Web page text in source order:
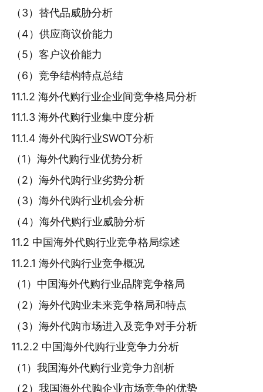
（3）替代品威胁分析
（4）供应商议价能力
（5）客户议价能力
（6）竞争结构特点总结
11.1.2 海外代购行业企业间竞争格局分析
11.1.3 海外代购行业集中度分析
11.1.4 海外代购行业SWOT分析
（1）海外代购行业优势分析
（2）海外代购行业劣势分析
（3）海外代购行业机会分析
（4）海外代购行业威胁分析
11.2 中国海外代购行业竞争格局综述
11.2.1 海外代购行业竞争概况
（1）中国海外代购行业品牌竞争格局
（2）海外代购业未来竞争格局和特点
（3）海外代购市场进入及竞争对手分析
11.2.2 中国海外代购行业竞争力分析
（1）我国海外代购行业竞争力剖析
（2）我国海外代购企业市场竞争的优势